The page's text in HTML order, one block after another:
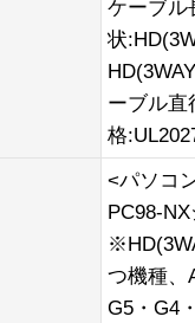
ケーブル
状
ーブル直
格
<パソコ
PC98-
つ機種、
G5・G4